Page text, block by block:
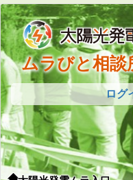
ムラびと相談
ログ